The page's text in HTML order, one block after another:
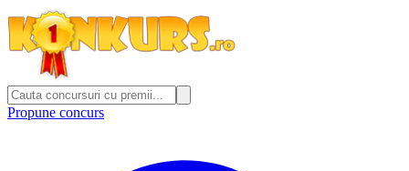
Propune concurs